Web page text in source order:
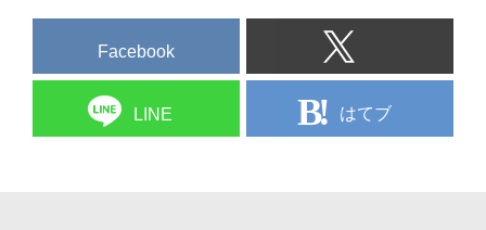
Facebook
LINE はてブ